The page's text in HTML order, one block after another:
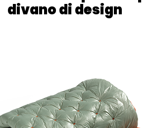
divano di design